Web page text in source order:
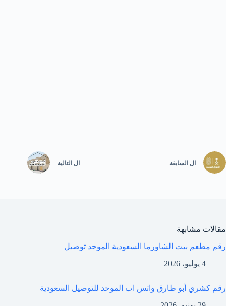
ال السابقة ال التالية
مقالات مشابهة
رقم مطعم بيت الشاورما السعودية الموحد توصيل
4 يوليو، 2026
رقم كشري أبو طارق واتس اب الموحد للتوصيل السعودية